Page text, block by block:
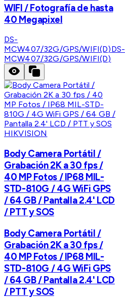
WIFI / Fotografía de hasta
40 Megapixel
DS-
MCW407/32G/GPS/WIFI(D)DS-
MCW407/32G/GPS/WIFI(D)
HIKVISION
Body Camera Portátil /
Grabación 2K a 30 fps /
40 MP Fotos / IP68 MIL-
STD-810G / 4G WiFi GPS
/ 64 GB / Pantalla 2.4' LCD
/ PTT y SOS
Body Camera Portátil /
Grabación 2K a 30 fps /
40 MP Fotos / IP68 MIL-
STD-810G / 4G WiFi GPS
/ 64 GB / Pantalla 2.4' LCD
/ PTT y SOS